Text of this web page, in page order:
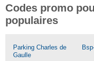
Codes promo
populaires
Parking Charles de
Gaulle